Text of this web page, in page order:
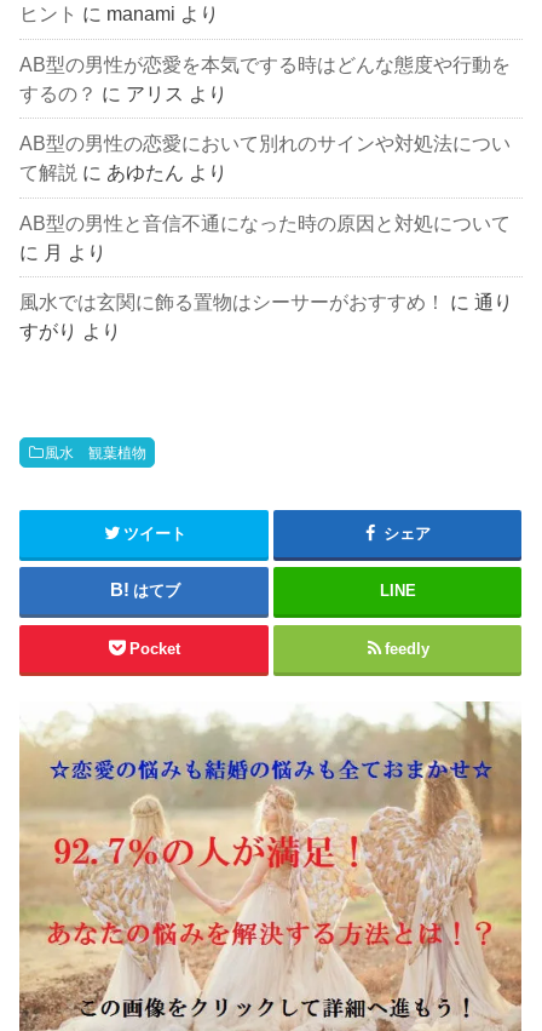
ヒント に manami より
AB型の男性が恋愛を本気でする時はどんな態度や行動を
するの？ に アリス より
AB型の男性の恋愛において別れのサインや対処法につい
て解説 に あゆたん より
AB型の男性と音信不通になった時の原因と対処について
に 月 より
風水では玄関に飾る置物はシーサーがおすすめ！ に通り
すがり より
風水 観葉植物
ツイート シェア
はてブ LINE
Pocket feedly